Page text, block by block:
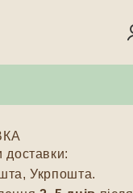
доставки:
Укрпошта.